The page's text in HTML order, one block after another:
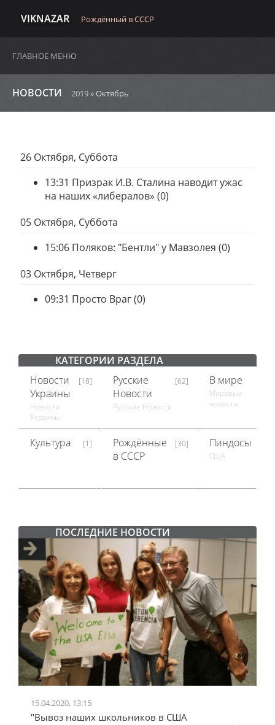
VIKNAZAR Рождённый в СССР
ГЛАВНОЕ МЕНЮ
НОВОСТИ 2019»Октябрь
26 Октября, Суббота
13:31 Призрак И.В. Сталина наводит ужас
на наших «либералов» (0)
05 Октября, Суббота
15:06 Поляков: "Бентли" у Мавзолея (0)
03 Октября, Четверг
09:31 Просто Враг(0)
КАТЕГОРИИ РАЗДЕЛА
Новости
Украины
[18]
Новости
Украины
Русские
Новости
[62]
Русские Новости
В мире
Мировые
новости
Культура [1]
Рождённые
в СССР
[30] Пиндосы
США
ПОСЛЕДНИЕ НОВОСТИ
15.04.2020, 13:15
"Вывоз наших школьников в США